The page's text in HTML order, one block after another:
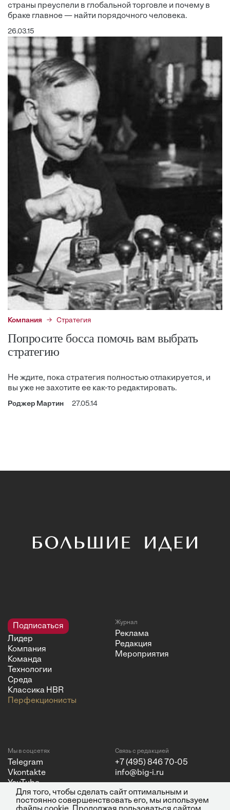
страны преуспели в глобальной торговле и почему в
браке главное — найти порядочного человека.
26.03.15
Компания Стратегия
Попросите босса помочь вам выбрать
стратегию
Не ждите, пока стратегия полностью отлакируется, и
вы уже не захотите ее как-то редактировать.
Роджер Мартин 27.05.14
Подписаться
Лидер
Компания
Команда
Технологии
Среда
Классика HBR
Перфекционисты
Журнал
Реклама
Редакция
Мероприятия
Мы в соцсетях
Telegram
Vkontakte
YouTube
Связь с редакцией
+7 (495) 846 70-05
info@big-i.ru
Для того, чтобы сделать сайт оптимальным и
постоянно совершенствовать его, мы используем